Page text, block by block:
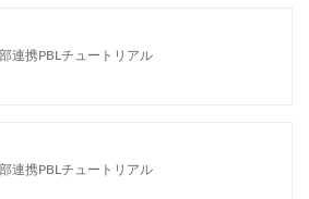
連携PBLチュートリアル
連携PBLチュートリアル